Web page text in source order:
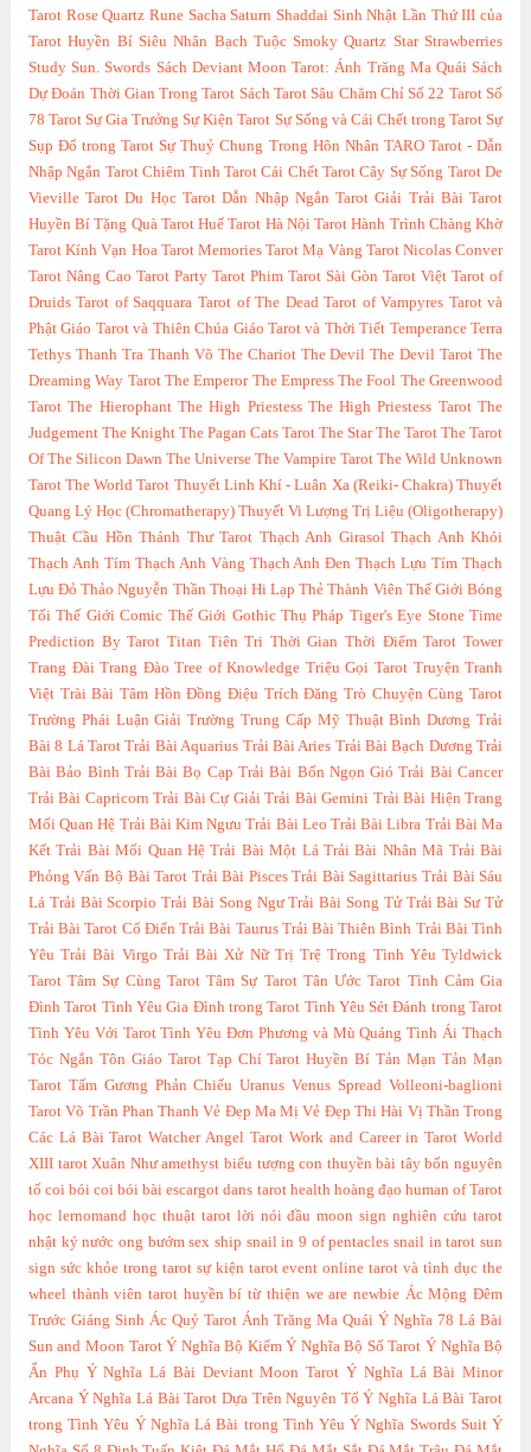
Tarot Rose Quartz Rune Sacha Saturn Shaddai Sinh Nhật Lần Thứ III của
Tarot Huyền Bí Siêu Nhân Bạch Tuộc Smoky Quartz Star Strawberries
Study Sun. Swords Sách Deviant Moon Tarot: Ánh Trăng Ma Quái Sách
Dự Đoán Thời Gian Trong Tarot Sách Tarot Sâu Chăm Chỉ Số 22 Tarot Số
78 Tarot Sự Gia Trưởng Sự Kiện Tarot Sự Sống và Cái Chết trong Tarot Sự
Sụp Đổ trong Tarot Sự Thuỷ Chung Trong Hôn Nhân TARO Tarot - Dẫn
Nhập Ngắn Tarot Chiêm Tinh Tarot Cái Chết Tarot Cây Sự Sống Tarot De
Vieville Tarot Du Học Tarot Dẫn Nhập Ngắn Tarot Giải Trải Bài Tarot
Huyền Bí Tặng Quà Tarot Huế Tarot Hà Nội Tarot Hành Trình Chàng Khờ
Tarot Kính Vạn Hoa Tarot Memories Tarot Mạ Vàng Tarot Nicolas Conver
Tarot Nâng Cao Tarot Party Tarot Phim Tarot Sài Gòn Tarot Việt Tarot of
Druids Tarot of Saqquara Tarot of The Dead Tarot of Vampyres Tarot và
Phật Giáo Tarot và Thiên Chúa Giáo Tarot và Thời Tiết Temperance Terra
Tethys Thanh Tra Thanh Võ The Chariot The Devil The Devil Tarot The
Dreaming Way Tarot The Emperor The Empress The Fool The Greenwood
Tarot The Hierophant The High Priestess The High Priestess Tarot The
Judgement The Knight The Pagan Cats Tarot The Star The Tarot The Tarot
Of The Silicon Dawn The Universe The Vampire Tarot The Wild Unknown
Tarot The World Tarot Thuyết Linh Khí - Luân Xa (Reiki- Chakra) Thuyết
Quang Lý Học (Chromatherapy) Thuyết Vi Lượng Trị Liệu (Oligotherapy)
Thuật Cầu Hồn Thánh Thư Tarot Thạch Anh Girasol Thạch Anh Khói
Thạch Anh Tím Thạch Anh Vàng Thạch Anh Đen Thạch Lựu Tím Thạch
Lựu Đỏ Thảo Nguyễn Thần Thoại Hi Lạp Thẻ Thành Viên Thế Giới Bóng
Tối Thế Giới Comic Thế Giới Gothic Thụ Pháp Tiger's Eye Stone Time
Prediction By Tarot Titan Tiên Tri Thời Gian Thời Điểm Tarot Tower
Trang Đài Trang Đào Tree of Knowledge Triệu Gọi Tarot Truyện Tranh
Việt Trài Bài Tâm Hồn Đồng Điệu Trích Đăng Trò Chuyện Cùng Tarot
Trường Phái Luận Giải Trường Trung Cấp Mỹ Thuật Bình Dương Trải
Bài 8 Lá Tarot Trải Bài Aquarius Trải Bài Aries Trải Bài Bạch Dương Trải
Bài Bảo Bình Trải Bài Bọ Cạp Trải Bài Bốn Ngọn Gió Trải Bài Cancer
Trải Bài Capricorn Trải Bài Cự Giải Trải Bài Gemini Trải Bài Hiện Trang
Mối Quan Hệ Trải Bài Kim Ngưu Trải Bài Leo Trải Bài Libra Trải Bài Ma
Kết Trải Bài Mối Quan Hệ Trải Bài Một Lá Trải Bài Nhân Mã Trải Bài
Phỏng Vấn Bộ Bài Tarot Trải Bài Pisces Trải Bài Sagittarius Trải Bài Sáu
Lá Trải Bài Scorpio Trải Bài Song Ngư Trải Bài Song Tử Trải Bài Sư Tử
Trải Bài Tarot Cổ Điển Trải Bài Taurus Trải Bài Thiên Bình Trải Bài Tình
Yêu Trải Bài Virgo Trải Bài Xử Nữ Trị Trệ Trong Tình Yêu Tyldwick
Tarot Tâm Sự Cùng Tarot Tâm Sự Tarot Tân Ước Tarot Tình Cảm Gia
Đình Tarot Tình Yêu Gia Đình trong Tarot Tình Yêu Sét Đánh trong Tarot
Tình Yêu Với Tarot Tình Yêu Đơn Phương và Mù Quáng Tình Ái Thạch
Tóc Ngắn Tôn Giáo Tarot Tạp Chí Tarot Huyền Bí Tản Mạn Tản Mạn
Tarot Tấm Gương Phản Chiếu Uranus Venus Spread Volleoni-baglioni
Tarot Võ Trần Phan Thanh Vẻ Đẹp Ma Mị Vẻ Đẹp Thi Hài Vị Thần Trong
Các Lá Bài Tarot Watcher Angel Tarot Work and Career in Tarot World
XIII tarot Xuân Như amethyst biểu tượng con thuyền bài tây bốn nguyên
tố coi bói coi bói bài escargot dans tarot health hoàng đạo human of Tarot
học lernomand học thuật tarot lời nói đầu moon sign nghiên cứu tarot
nhật ký nước ong bướm sex ship snail in 9 of pentacles snail in tarot sun
sign sức khỏe trong tarot sự kiện tarot event online tarot và tình dục the
wheel thành viên tarot huyền bí từ thiện we are newbie Ác Mộng Đêm
Trước Giáng Sinh Ác Quỷ Tarot Ánh Trăng Ma Quái Ý Nghĩa 78 Lá Bài
Sun and Moon Tarot Ý Nghĩa Bộ Kiếm Ý Nghĩa Bộ Số Tarot Ý Nghĩa Bộ
Ẩn Phụ Ý Nghĩa Lá Bài Deviant Moon Tarot Ý Nghĩa Lá Bài Minor
Arcana Ý Nghĩa Lá Bài Tarot Dựa Trên Nguyên Tố Ý Nghĩa Lá Bài Tarot
trong Tình Yêu Ý Nghĩa Lá Bài trong Tình Yêu Ý Nghĩa Swords Suit Ý